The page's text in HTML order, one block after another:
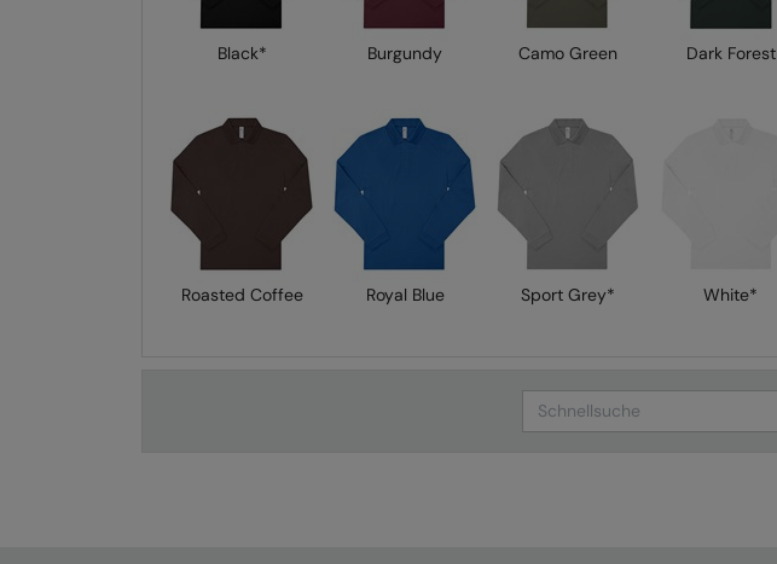
Black* Burgundy Camo Green Dark Forest
Roasted Coffee Royal Blue Sport Grey* White*
Search